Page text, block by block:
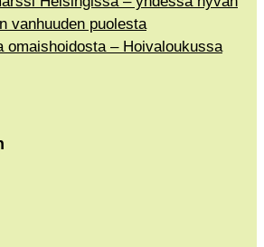
vanhuuden puolesta
omaishoidosta – Hoivaloukussa